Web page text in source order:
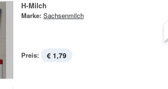
H-Milch
Marke: Sachsenmilch
Preis: € 1,79